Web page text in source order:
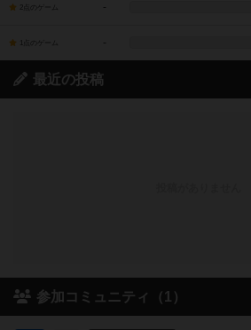
2点のゲーム -
1点のゲーム -
最近の投稿
参加コミュニティ（1）